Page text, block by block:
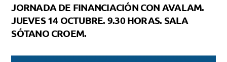
JORNADA DE FINANCIACIÓN CON AVALAM.
JUEVES 14 OCTUBRE. 9.30 HORAS. SALA
SÓTANO CROEM.